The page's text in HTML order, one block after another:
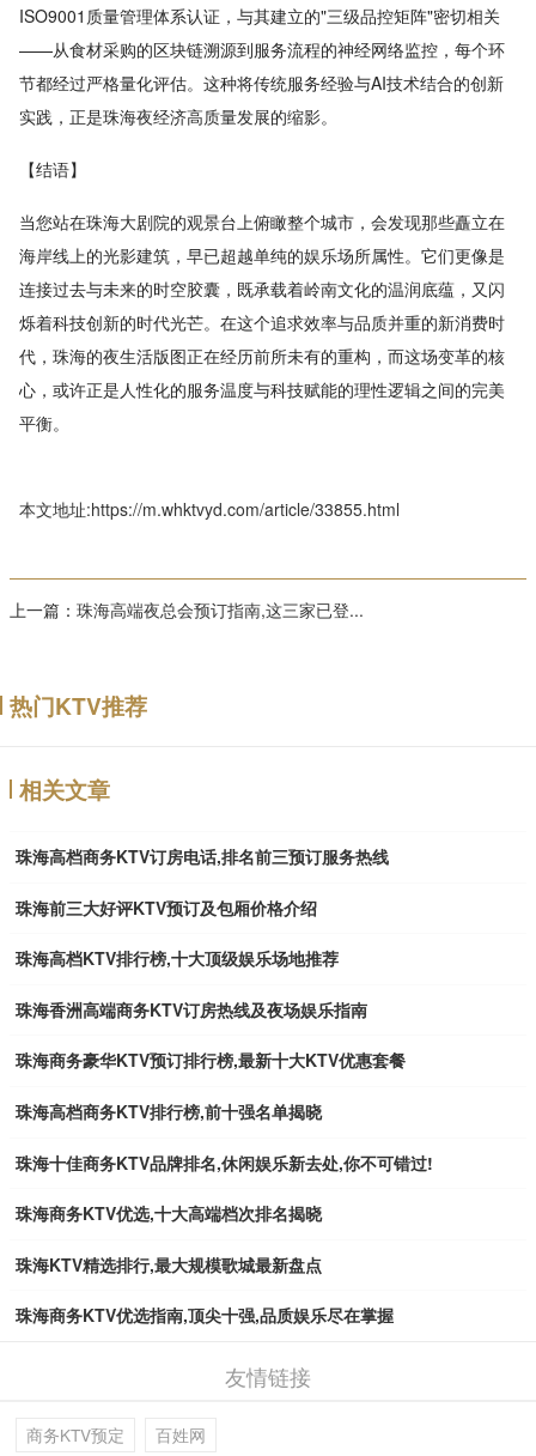
ISO9001质量管理体系认证，与其建立的"三级品控矩阵"密切相关
——从食材采购的区块链溯源到服务流程的神经网络监控，每个环
节都经过严格量化评估。这种将传统服务经验与AI技术结合的创新
实践，正是珠海夜经济高质量发展的缩影。
【结语】
当您站在珠海大剧院的观景台上俯瞰整个城市，会发现那些矗立在
海岸线上的光影建筑，早已超越单纯的娱乐场所属性。它们更像是
连接过去与未来的时空胶囊，既承载着岭南文化的温润底蕴，又闪
烁着科技创新的时代光芒。在这个追求效率与品质并重的新消费时
代，珠海的夜生活版图正在经历前所未有的重构，而这场变革的核
心，或许正是人性化的服务温度与科技赋能的理性逻辑之间的完美
平衡。
本文地址:https://m.whktvyd.com/article/33855.html
上一篇： 珠海高端夜总会预订指南,这三家已登...
热门KTV推荐
相关文章
珠海高档商务KTV订房电话,排名前三预订服务热线
珠海前三大好评KTV预订及包厢价格介绍
珠海高档KTV排行榜,十大顶级娱乐场地推荐
珠海香洲高端商务KTV订房热线及夜场娱乐指南
珠海商务豪华KTV预订排行榜,最新十大KTV优惠套餐
珠海高档商务KTV排行榜,前十强名单揭晓
珠海十佳商务KTV品牌排名,休闲娱乐新去处,你不可错过!
珠海商务KTV优选,十大高端档次排名揭晓
珠海KTV精选排行,最大规模歌城最新盘点
珠海商务KTV优选指南,顶尖十强,品质娱乐尽在掌握
友情链接
商务KTV预定 百姓网